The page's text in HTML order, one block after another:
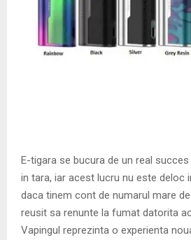
E-tigara se bucura de un real
in tara, iar acest lucru nu este deloc
daca tinem cont de numarul mare
reusit sa renunte la fumat datorita
Vapingul reprezinta o experienta